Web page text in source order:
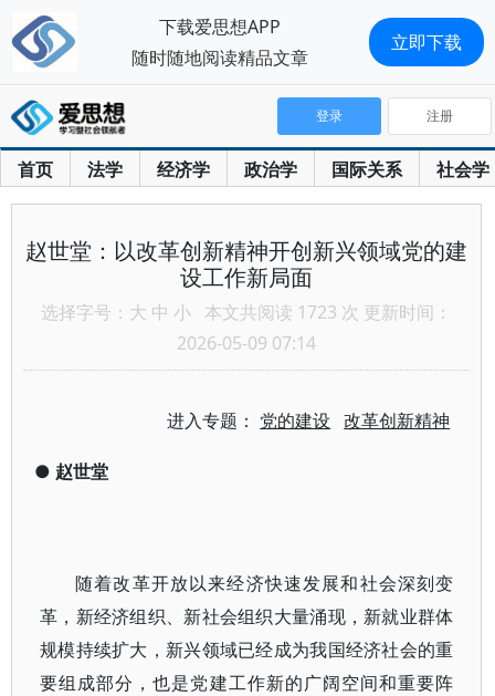
首页 法学 经济学 政治学 国际关系 社会学
登录 注册
赵世堂：以改革创新精神开创新兴领域党的建
设工作新局面
选择字号： 大 中 小 本文共阅读 1723 次 更新时间：
2026-05-09 07:14
进入专题： 党的建设 改革创新精神
● 赵世堂
随着改革开放以来经济快速发展和社会深刻变
革，新经济组织、新社会组织大量涌现，新就业群体
规模持续扩大，新兴领域已经成为我国经济社会的重
要组成部分，也是党建工作新的广阔空间和重要阵
下载爱思想APP
随时随地阅读精品文章
立即下载